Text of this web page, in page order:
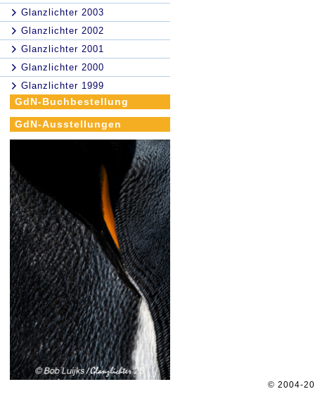
Glanzlichter 2003
Glanzlichter 2002
Glanzlichter 2001
Glanzlichter 2000
Glanzlichter 1999
GdN-Buchbestellung
GdN-Ausstellungen
© 2004-